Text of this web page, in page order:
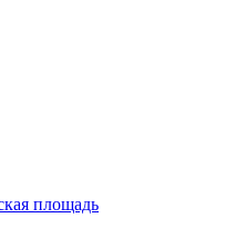
площадь